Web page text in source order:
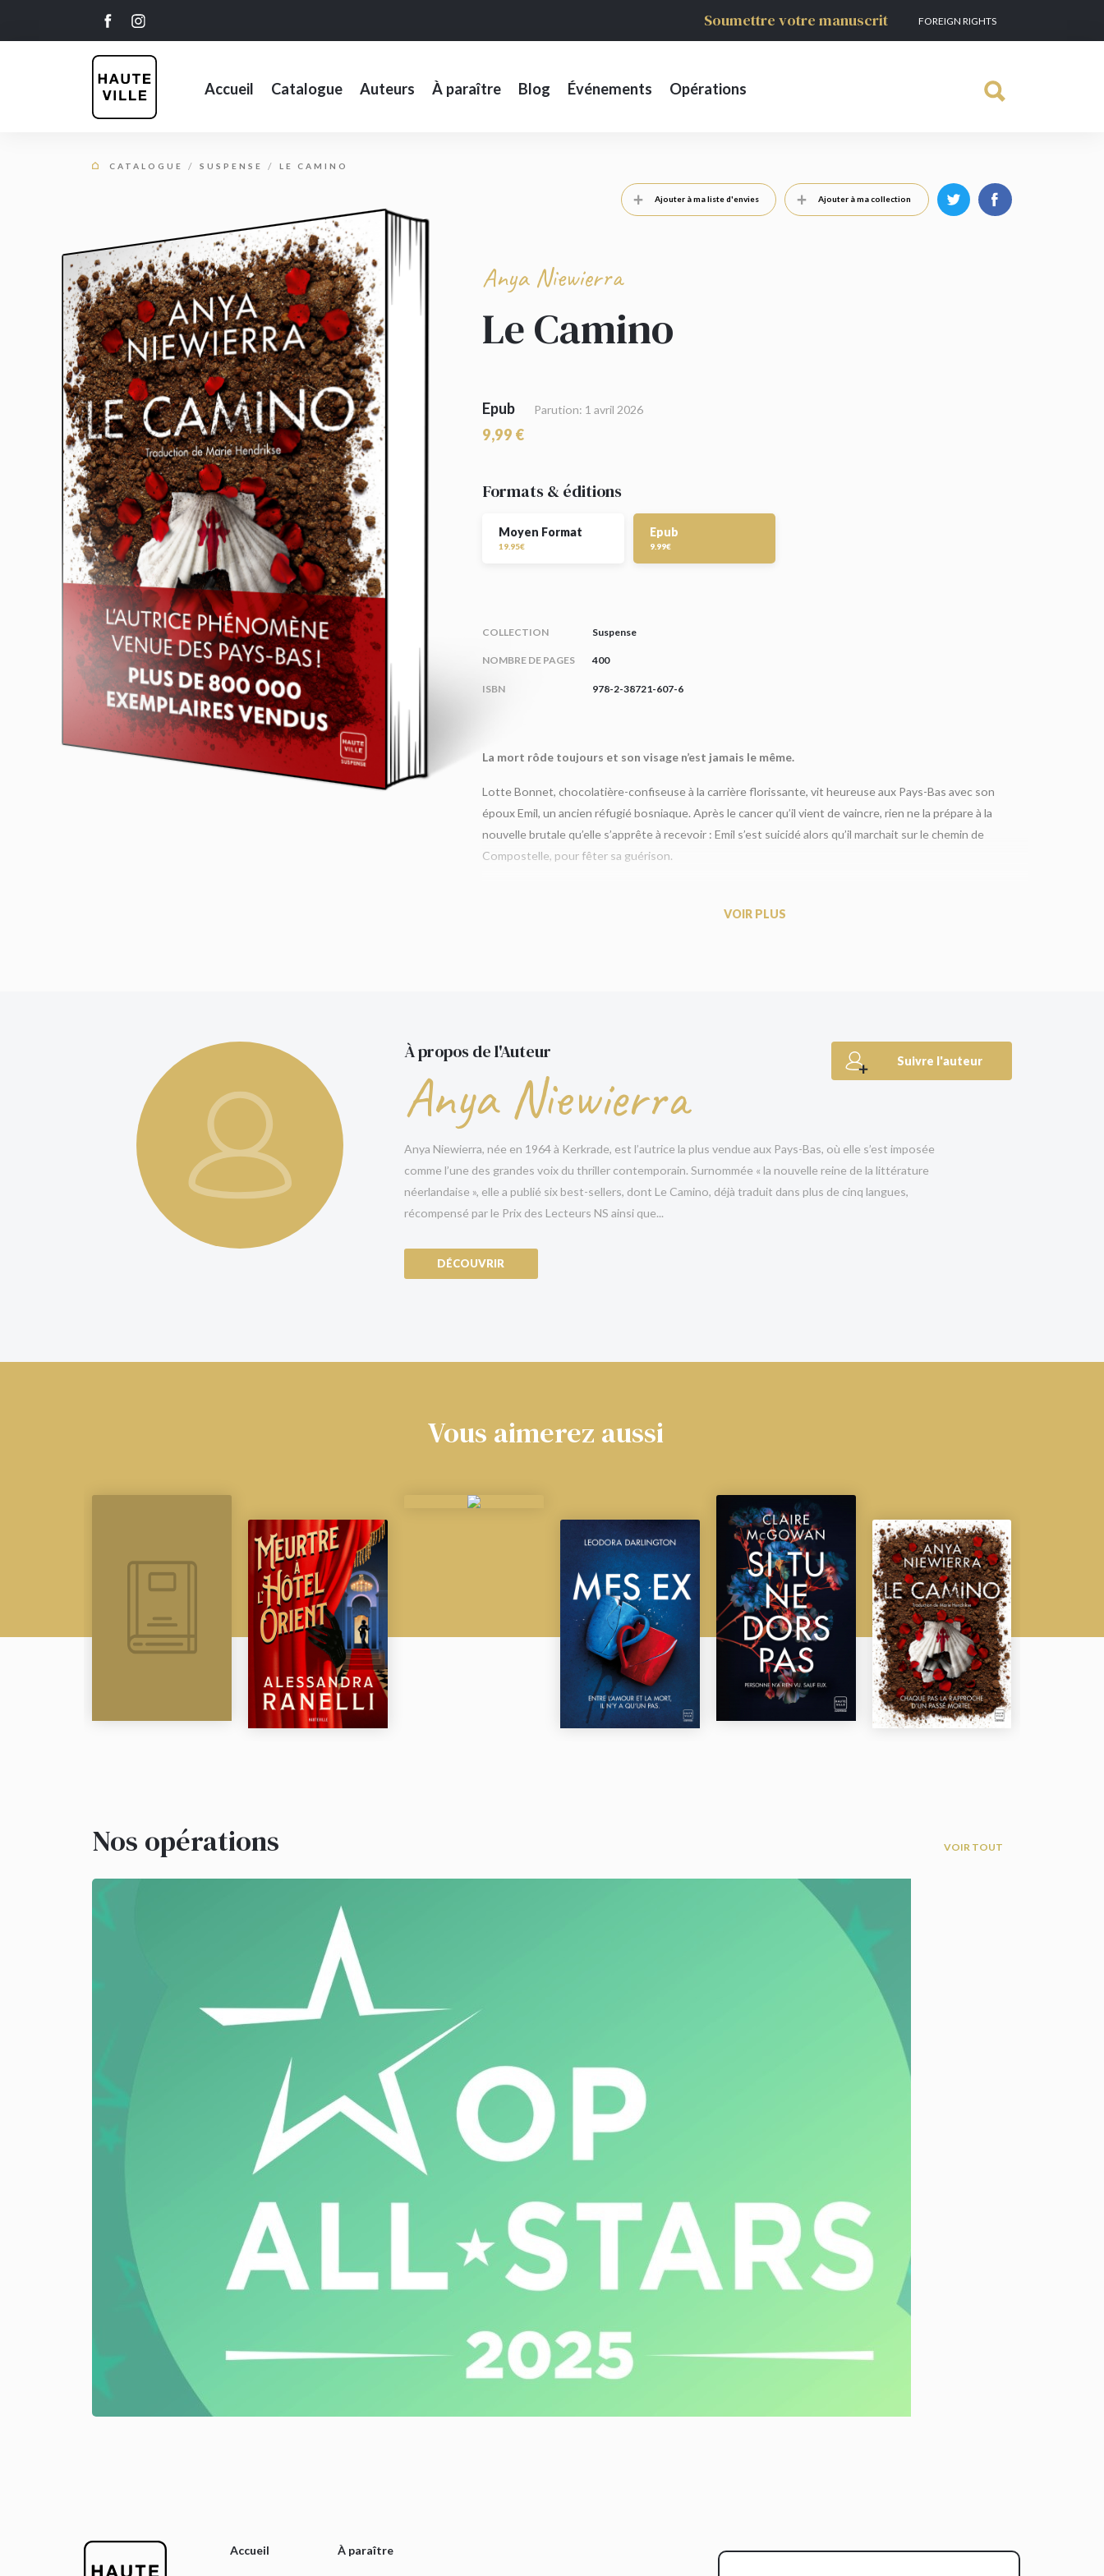
Soumettre votre manuscrit FOREIGN RIGHTS
Accueil Catalogue Auteurs À paraître Blog Événements Opérations
CATALOGUE SUSPENSE LE CAMINO
Ajouter à ma collection
Ajouter à ma liste d'envies
Anya Niewierra
Le Camino
Epub Parution: 1 avril 2026
9,99 €
Formats & éditions
Moyen Format
19.95€
Epub
9.99€
COLLECTION Suspense
NOMBRE DE PAGES 400
ISBN 978-2-38721-607-6
La mort rôde toujours et son visage n’est jamais le même.
Lotte Bonnet, chocolatière-confiseuse à la carrière florissante, vit heureuse aux Pays-Bas avec son
époux Emil, un ancien réfugié bosniaque. Après le cancer qu’il vient de vaincre, rien ne la prépare à la
nouvelle brutale qu’elle s’apprête à recevoir : Emil s’est suicidé alors qu’il marchait sur le chemin de
Compostelle, pour fêter sa guérison.
l’homme qu’elle a aimé n’était pas celui qu’il prétendait être. Le passé sanglant de ce pays l’a-t-il poussé
Un best-seller international : plus d'un million d’exemplaires vendus ! Bientôt adapté au cinéma.
«Le Caminoest un roman extraordinaire, riche en rebondissements inattendus, et profondément
ancré dans l’Histoire. L’autrice va sans aucun doute remporter de nouveaux prix avec ce titre, et ce
serait tout à fait mérité ! »
De Telegraaf
« Anya Niewierra signe ici un thriller parfait : intrigue solide, personnages puissants, tension qui
s’insinue sous la peau. »Jury du Hebban Thriller Award
du thriller
les plus lumineux, de la psyché humaine. C’est une lecture fascinante. »
Magdalena Majcher, autrice
de true crime (Mocna więź)
« L’autrice néerlandaise vous conduira sur un chemin littéraire riche en rebondissements. Vous n’en
sortirez qu’une fois arrivés à destination. Et lorsque vous découvrirez les secrets qu’il recèle, vous
regretterez peut-être le voyage. C’est un récit qui mêle la douleur profonde liée au deuil, au danger
extrême, avec une pointe de tragédie saisissante. Un thriller incontournable qui explore le poids des
secrets entre proches. Une perle rare ! »
Julia Szczerbiak, critique littéraire sur @thrillerly
VOIR PLUS
Suivre l'auteur
À propos de l'Auteur
Anya Niewierra
Anya Niewierra, née en 1964 à Kerkrade, est l’autrice la plus vendue aux Pays-Bas, où elle s’est imposée
comme l’une des grandes voix du thriller contemporain. Surnommée « la nouvelle reine de la littérature
néerlandaise », elle a publié six best-sellers, dont Le Camino, déjà traduit dans plus de cinq langues,
récompensé par le Prix des Lecteurs NS ainsi que...
DÉCOUVRIR
Vous aimerez aussi
Nos opérations VOIR TOUT
Accueil À paraître